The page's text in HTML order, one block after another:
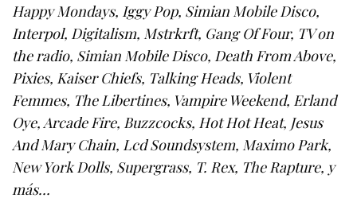
Happy Mondays, Iggy Pop, Simian Mobile Disco,
Interpol, Digitalism, Mstrkrft, Gang Of Four, TV on
the radio, Simian Mobile Disco, Death From Above,
Pixies, Kaiser Chiefs, Talking Heads, Violent
Femmes, The Libertines, Vampire Weekend, Erland
Oye, Arcade Fire, Buzzcocks, Hot Hot Heat, Jesus
And Mary Chain, Lcd Soundsystem, Maximo Park,
New York Dolls, Supergrass, T. Rex, The Rapture, y
más…